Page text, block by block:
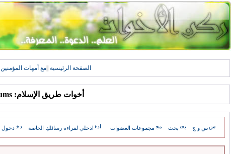
الصفحة الرئيسية مع أمهات المؤمنين
أخوات طريق الإسلام: Forums
س و ج بحث مجموعات العضوات ادخلي لقراءة رسائلكِ الخاصة دخول